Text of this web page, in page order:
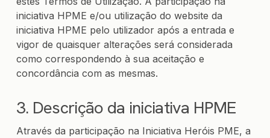
iniciativa HPME e/ou utilização do website da
iniciativa HPME pelo utilizador após a entrada e
vigor de quaisquer alterações será considerada
como correspondendo à sua aceitação e
concordância com as mesmas.
3. Descrição da iniciativa HPME
Através da participação na Iniciativa Heróis PME, a